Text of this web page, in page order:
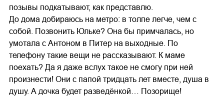
позывы подкатывают, как представлю.
До дома добираюсь на метро: в толпе легче, чем с
собой. Позвонить Юльке? Она бы примчалась, но
умотала с Антоном в Питер на выходные. По
телефону такие вещи не рассказывают. К маме
поехать? Да я даже вслух такое не смогу при ней
произнести! Они с папой тридцать лет вместе, душа в
душу. А дочка будет разведёнкой… Позорище!